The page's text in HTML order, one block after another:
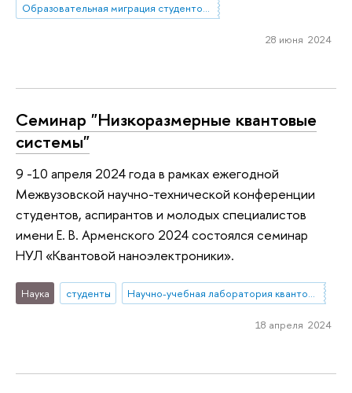
Образовательная миграция студентов из небольших городов и сел в мегаполисы. Социальное включение как способ повышения устойчивости: барьеры, стратегии, успешные практики
28 июня 2024
Семинар "Низкоразмерные квантовые
системы"
9 -10 апреля 2024 года в рамках ежегодной
Межвузовской научно-технической конференции
студентов, аспирантов и молодых специалистов
имени Е. В. Арменского 2024 состоялся семинар
НУЛ «Квантовой наноэлектроники».
Наука студенты Научно-учебная лаборатория квантовой наноэлектроники
18 апреля 2024